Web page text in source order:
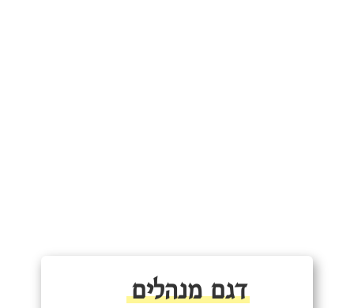
דגם מנהלים